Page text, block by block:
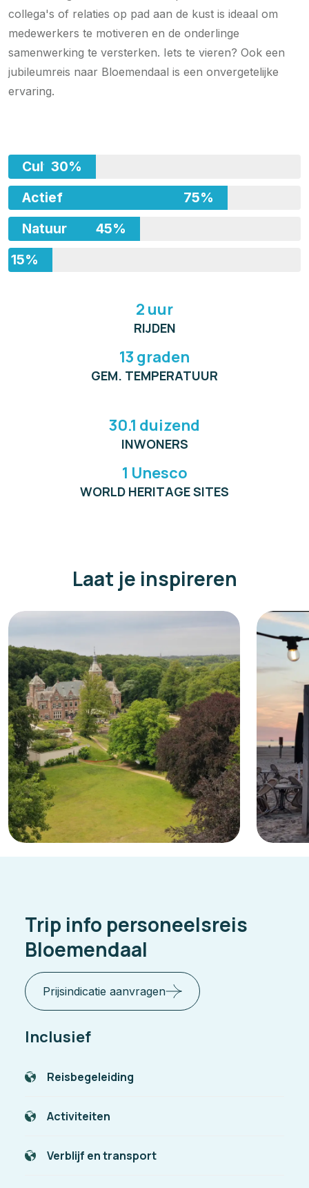
collega's of relaties op pad aan de kust is ideaal om
medewerkers te motiveren en de onderlinge
samenwerking te versterken. Iets te vieren? Ook een
jubileumreis naar Bloemendaal is een onvergetelijke
ervaring.
Cultuur
30%
Actief
75%
Natuur
45%
Avontuur
15%
2 uur
RIJDEN
13 graden
GEM. TEMPERATUUR
30.1 duizend
INWONERS
1 Unesco
WORLD HERITAGE SITES
Laat je inspireren
Trip info personeelsreis
Bloemendaal
Prijsindicatie aanvragen
Inclusief
Reisbegeleiding
Activiteiten
Verblijf en transport